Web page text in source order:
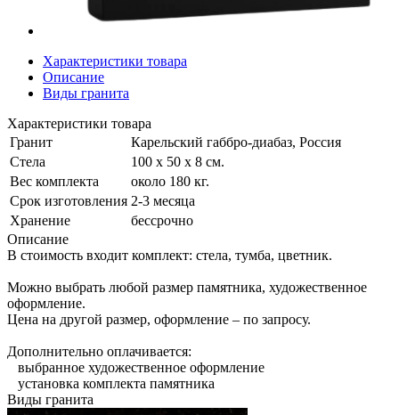
Характеристики товара
Описание
Виды гранита
Характеристики товара
Гранит
Карельский габбро-диабаз, Россия
Стела
100 х 50 х 8 см.
Вес комплекта
около 180 кг.
Срок изготовления 2-3 месяца
Хранение
бессрочно
Описание
В стоимость входит комплект: стела, тумба, цветник.
Можно выбрать любой размер памятника, художественное
оформление.
Цена на другой размер, оформление – по запросу.
Дополнительно оплачивается:
выбранное художественное оформление
установка комплекта памятника
Виды гранита